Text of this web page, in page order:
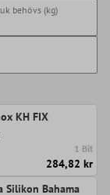
behövs (kg)
KH FIX
1 Bit
284,82 kr
Silikon Bahama